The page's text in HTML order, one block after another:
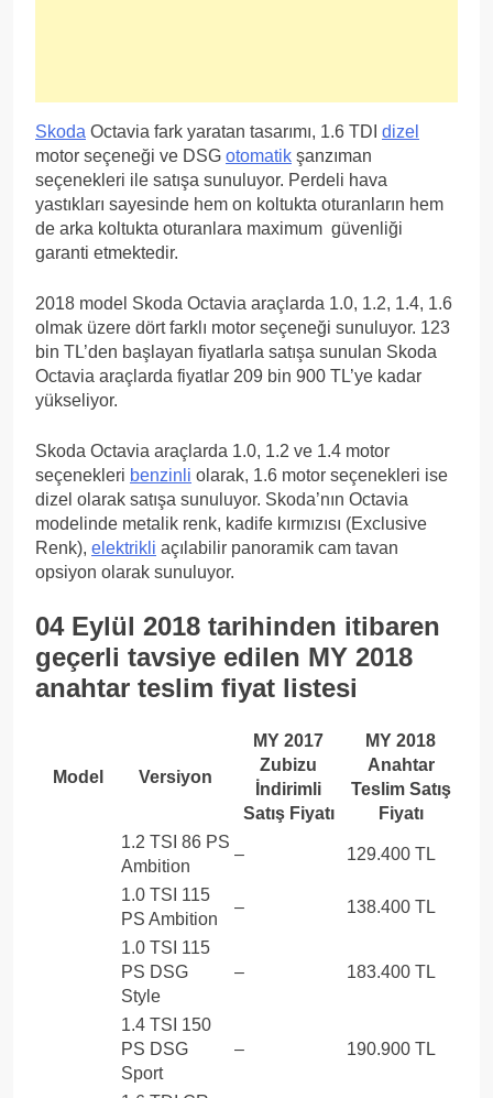
Skoda Octavia fark yaratan tasarımı, 1.6 TDI dizel
motor seçeneği ve DSG otomatik şanzıman
seçenekleri ile satışa sunuluyor. Perdeli hava
yastıkları sayesinde hem on koltukta oturanların hem
de arka koltukta oturanlara maximum güvenliği
garanti etmektedir.
2018 model Skoda Octavia araçlarda 1.0, 1.2, 1.4, 1.6
olmak üzere dört farklı motor seçeneği sunuluyor. 123
bin TL’den başlayan fiyatlarla satışa sunulan Skoda
Octavia araçlarda fiyatlar 209 bin 900 TL’ye kadar
yükseliyor.
Skoda Octavia araçlarda 1.0, 1.2 ve 1.4 motor
seçenekleri benzinli olarak, 1.6 motor seçenekleri ise
dizel olarak satışa sunuluyor. Skoda’nın Octavia
modelinde metalik renk, kadife kırmızısı (Exclusive
Renk), elektrikli açılabilir panoramik cam tavan
opsiyon olarak sunuluyor.
04 Eylül 2018 tarihinden itibaren
geçerli tavsiye edilen MY 2018
anahtar teslim fiyat listesi
Model Versiyon
MY 2017
Zubizu
İndirimli
Satış Fiyatı
MY 2018
Anahtar
Teslim Satış
Fiyatı
1.2 TSI 86 PS
Ambition
– 129.400 TL
1.0 TSI 115
PS Ambition
– 138.400 TL
1.0 TSI 115
PS DSG
Style
– 183.400 TL
1.4 TSI 150
PS DSG
Sport
– 190.900 TL